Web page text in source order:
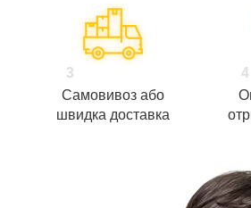
3
Самовивоз або
швидка доставка
4